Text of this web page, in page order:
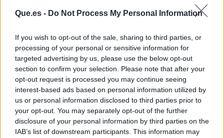
Que.es - Do Not Process My Personal Information
If you wish to opt-out of the sale, sharing to third parties, or
processing of your personal or sensitive information for
targeted advertising by us, please use the below opt-out
section to confirm your selection. Please note that after your
opt-out request is processed you may continue seeing
interest-based ads based on personal information utilized by
us or personal information disclosed to third parties prior to
your opt-out. You may separately opt-out of the further
disclosure of your personal information by third parties on the
IAB’s list of downstream participants. This information may
Publicidad